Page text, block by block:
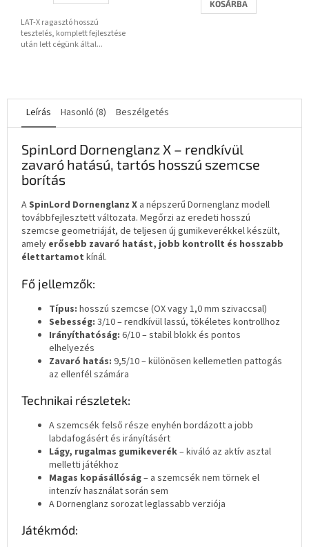
csillag.
LAT-X ragasztó hosszú
tesztelés, komplett fejlesztése
után lett cégünk által...
KOSÁRBA
Leírás Hasonló (8) Beszélgetés
SpinLord Dornenglanz X – rendkívül
zavaró hatású, tartós hosszú szemcse
borítás
ASpinLord Dornenglanz X a népszerű Dornenglanz modell
továbbfejlesztett változata. Megőrzi az eredeti hosszú
szemcse geometriáját, de teljesen új gumikeverékkel készült,
amely erősebb zavaró hatást, jobb kontrollt és hosszabb
élettartamot kínál.
Fő jellemzők:
Típus: hosszú szemcse (OX vagy 1,0 mm szivaccsal)
Sebesség: 3/10 – rendkívül lassú, tökéletes kontrollhoz
Irányíthatóság: 6/10 – stabil blokk és pontos
elhelyezés
Zavaró hatás: 9,5/10 – különösen kellemetlen pattogás
az ellenfél számára
Technikai részletek:
A szemcsék felső része enyhén bordázott a jobb
labdafogásért és irányításért
Lágy, rugalmas gumikeverék– kiváló az aktív asztal
melletti játékhoz
Magas kopásállóság– a szemcsék nem törnek el
intenzív használat során sem
A Dornenglanz sorozat leglassabb verziója
Játékmód: